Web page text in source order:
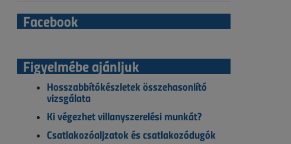
Facebook
Figyelmébe ajánljuk
Hosszabbítókészletek összehasonlító
vizsgálata
Ki végezhet villanyszerelési munkát?
Csatlakozóaljzatok és csatlakozódugók